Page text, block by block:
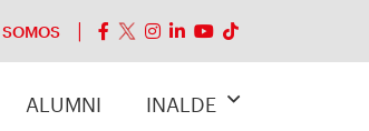
SOMOS
ALUMNI INALDE